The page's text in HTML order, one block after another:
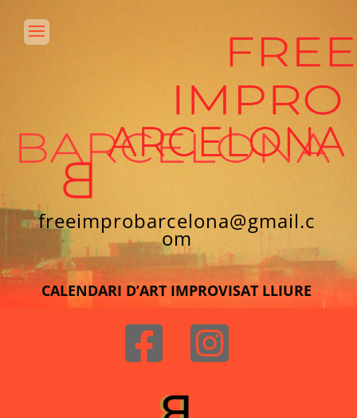
freeimprobarcelona@gmail.c
om
CALENDARI D’ART IMPROVISAT LLIURE